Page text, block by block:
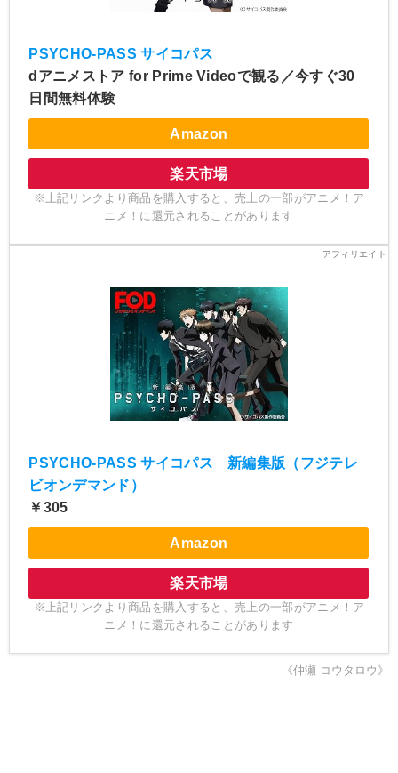
PSYCHO-PASS サイコパス
dアニメストア for Prime Videoで観る／今すぐ30
日間無料体験
Amazon
楽天市場
※上記リンクより商品を購入すると、売上の一部がアニメ！ア
ニメ！に還元されることがあります
PSYCHO-PASS サイコパス 新編集版（フジテレ
ビオンデマンド）
￥305
Amazon
楽天市場
※上記リンクより商品を購入すると、売上の一部がアニメ！ア
ニメ！に還元されることがあります
《仲瀬 コウタロウ》